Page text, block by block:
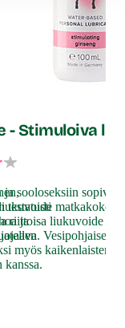
testatusti
ja
- Stimuloiva
ja sooloseksiin sopiva
riittoisa liukuvoide on
Vesipohjaisena
myös kaikenlaisten
kanssa.